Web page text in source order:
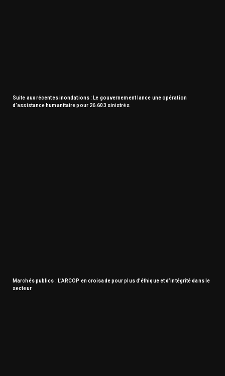
Suite aux récentes inondations : Le gouvernement lance une opération
d’assistance humanitaire pour 26.603 sinistrés
Marchés publics : L’ARCOP en croisade pour plus d’éthique et d’intégrité dans le
secteur